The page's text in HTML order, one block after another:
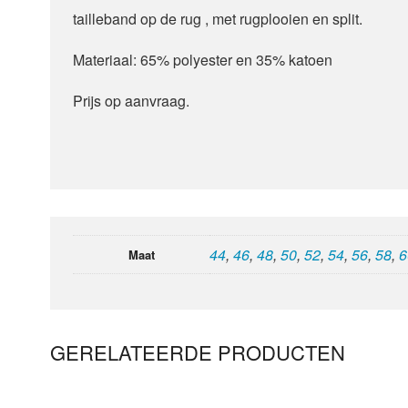
tailleband op de rug , met rugplooien en split.
Materiaal: 65% polyester en 35% katoen
Prijs op aanvraag.
Maat 44, 46, 48, 50, 52, 54, 56, 58,
GERELATEERDE PRODUCTEN